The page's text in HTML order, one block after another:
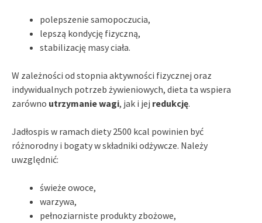
polepszenie samopoczucia,
lepszą kondycję fizyczną,
stabilizację masy ciała.
W zależności od stopnia aktywności fizycznej oraz
indywidualnych potrzeb żywieniowych, dieta ta wspiera
zarówno utrzymanie wagi, jak i jej redukcję.
Jadłospis w ramach diety 2500 kcal powinien być
różnorodny i bogaty w składniki odżywcze. Należy
uwzględnić:
świeże owoce,
warzywa,
pełnoziarniste produkty zbożowe,